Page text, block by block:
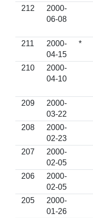
212
2000-
06-08
211
2000-
04-15
*
210
2000-
04-10
209
2000-
03-22
208
2000-
02-23
207
2000-
02-05
206
2000-
02-05
205
2000-
01-26